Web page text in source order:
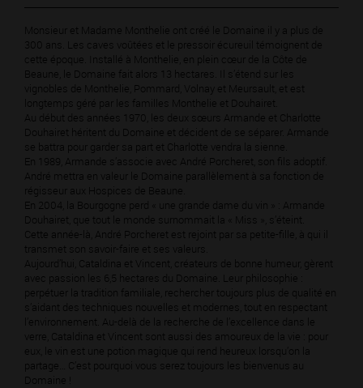
Monsieur et Madame Monthelie ont créé le Domaine il y a plus de
300 ans. Les caves voûtées et le pressoir écureuil témoignent de
cette époque. Installé à Monthelie, en plein cœur de la Côte de
Beaune, le Domaine fait alors 13 hectares. Il s’étend sur les
vignobles de Monthelie, Pommard, Volnay et Meursault, et est
longtemps géré par les familles Monthelie et Douhairet.
Au début des années 1970, les deux sœurs Armande et Charlotte
Douhairet héritent du Domaine et décident de se séparer. Armande
se battra pour garder sa part et Charlotte vendra la sienne.
En 1989, Armande s’associe avec André Porcheret, son fils adoptif.
André mettra en valeur le Domaine parallèlement à sa fonction de
régisseur aux Hospices de Beaune.
En 2004, la Bourgogne perd « une grande dame du vin » : Armande
Douhairet, que tout le monde surnommait la « Miss », s’éteint.
Cette année-là, André Porcheret est rejoint par sa petite-fille, à qui il
transmet son savoir-faire et ses valeurs.
Aujourd’hui, Cataldina et Vincent, créateurs de bonne humeur, gèrent
avec passion les 6,5 hectares du Domaine. Leur philosophie :
perpétuer la tradition familiale, rechercher toujours plus de qualité en
s’aidant des techniques nouvelles et modernes, tout en respectant
l’environnement. Au-delà de la recherche de l’excellence dans le
verre, Cataldina et Vincent sont aussi des amoureux de la vie : pour
eux, le vin est une potion magique qui rend heureux lorsqu’on la
partage… C’est pourquoi vous serez toujours les bienvenus au
Domaine !